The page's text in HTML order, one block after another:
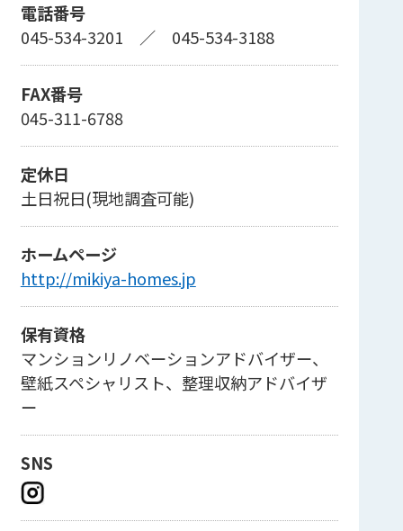
電話番号
045-534-3201 ／ 045-534-3188
FAX番号
045-311-6788
定休日
土日祝日(現地調査可能)
ホームページ
http://mikiya-homes.jp
保有資格
マンションリノベーションアドバイザー、
壁紙スペシャリスト、整理収納アドバイザ
ー
SNS